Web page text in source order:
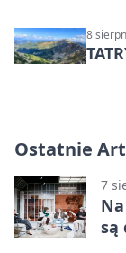
8
Ostatnie
7
są